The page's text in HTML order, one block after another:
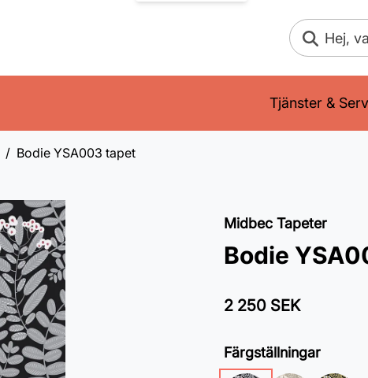
Sök
Tjänster &
Bodie YSA003 tapet
Midbec Tapeter
Bodie
2 250 SEK
Färgställningar